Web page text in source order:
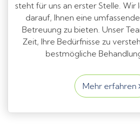
steht für uns an erster Stelle.
darauf, Ihnen eine
Betreuung zu bieten. Unser
Zeit, Ihre Bedürfnisse zu
bestmögliche
Mehr erfahren